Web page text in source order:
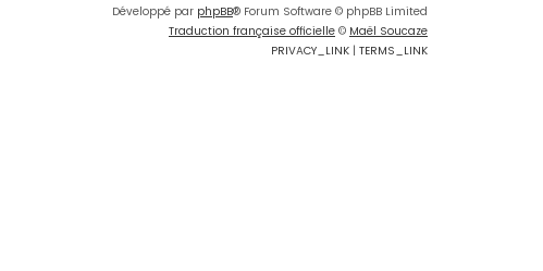
Développé par phpBB® Forum Software © phpBB Limited
Traduction française officielle © Maël Soucaze
PRIVACY_LINK | TERMS_LINK